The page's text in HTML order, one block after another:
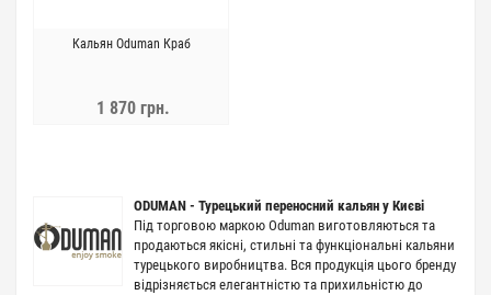
Кальян Oduman Краб
1 870 грн.
ODUMAN - Турецький переносний кальян у Києві
Під торговою маркою Oduman виготовляються та
продаються якісні, стильні та функціональні кальяни
турецького виробництва. Вся продукція цього бренду
відрізняється елегантністю та прихильністю до